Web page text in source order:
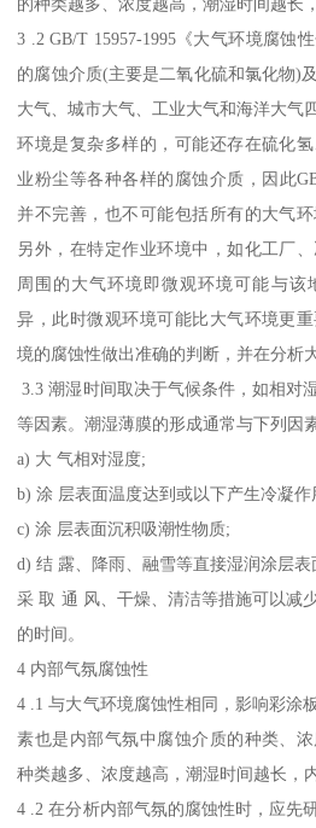
的种类越多、浓度越高，潮湿时间越长
3 .2 GB/T 15957-1995《大气环境腐蚀
的腐蚀介质(主要是二氧化硫和氯化物)
大气、城市大气、工业大气和海洋大气
环境是复杂多样的，可能还存在硫化
业粉尘等各种各样的腐蚀介质，因此
并不完善，也不可能包括所有的大气
另外，在特定作业环境中，如化工厂
周围的大气环境即微观环境可能与该
异，此时微观环境可能比大气环境更
境的腐蚀性做出准确的判断，并在分析
3.3 潮湿时间取决于气候条件，如相对
等因素。潮湿薄膜的形成通常与下列因
a) 大 气相对湿度;
b) 涂 层表面温度达到或以下产生冷凝作
c) 涂 层表面沉积吸潮性物质;
d) 结 露、降雨、融雪等直接湿润涂层表
采 取 通 风、干燥、清洁等措施可以减
的时间。
4 内部气氛腐蚀性
4 .1 与大气环境腐蚀性相同，影响彩涂
素也是内部气氛中腐蚀介质的种类、
种类越多、浓度越高，潮湿时间越长，
4 .2 在分析内部气氛的腐蚀性时，应先